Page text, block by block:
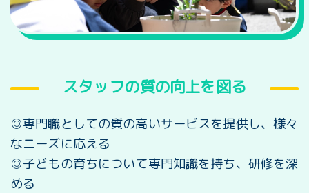
スタッフの質の向上を図る
◎専門職としての質の高いサービスを提供し、様々
なニーズに応える
◎子どもの育ちについて専門知識を持ち、研修を深
める